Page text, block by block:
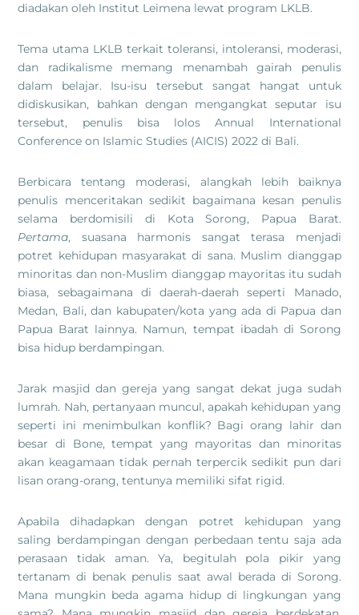
diadakan oleh Institut Leimena lewat program LKLB.
Tema utama LKLB terkait toleransi, intoleransi, moderasi,
dan radikalisme memang menambah gairah penulis
dalam belajar. Isu-isu tersebut sangat hangat untuk
didiskusikan, bahkan dengan mengangkat seputar isu
tersebut, penulis bisa lolos Annual International
Conference on Islamic Studies (AICIS) 2022 di Bali.
Berbicara tentang moderasi, alangkah lebih baiknya
penulis menceritakan sedikit bagaimana kesan penulis
selama berdomisili di Kota Sorong, Papua Barat.
Pertama, suasana harmonis sangat terasa menjadi
potret kehidupan masyarakat di sana. Muslim dianggap
minoritas dan non-Muslim dianggap mayoritas itu sudah
biasa, sebagaimana di daerah-daerah seperti Manado,
Medan, Bali, dan kabupaten/kota yang ada di Papua dan
Papua Barat lainnya. Namun, tempat ibadah di Sorong
bisa hidup berdampingan.
Jarak masjid dan gereja yang sangat dekat juga sudah
lumrah. Nah, pertanyaan muncul, apakah kehidupan yang
seperti ini menimbulkan konflik? Bagi orang lahir dan
besar di Bone, tempat yang mayoritas dan minoritas
akan keagamaan tidak pernah terpercik sedikit pun dari
lisan orang-orang, tentunya memiliki sifat rigid.
Apabila dihadapkan dengan potret kehidupan yang
saling berdampingan dengan perbedaan tentu saja ada
perasaan tidak aman. Ya, begitulah pola pikir yang
tertanam di benak penulis saat awal berada di Sorong.
Mana mungkin beda agama hidup di lingkungan yang